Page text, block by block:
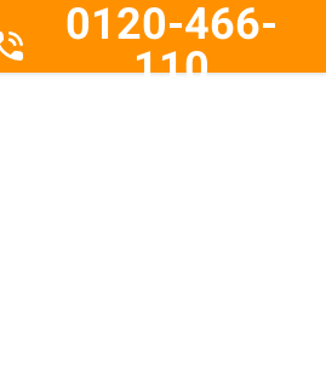
0120-466-
110